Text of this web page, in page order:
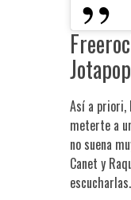
Así a priori,
meterte a
no suena
Canet y